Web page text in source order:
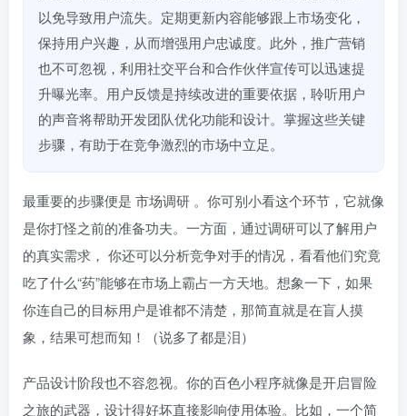
以免导致用户流失。定期更新内容能够跟上市场变化，
保持用户兴趣，从而增强用户忠诚度。此外，推广营销
也不可忽视，利用社交平台和合作伙伴宣传可以迅速提
升曝光率。用户反馈是持续改进的重要依据，聆听用户
的声音将帮助开发团队优化功能和设计。掌握这些关键
步骤，有助于在竞争激烈的市场中立足。
最重要的步骤便是 市场调研 。你可别小看这个环节，它就像
是你打怪之前的准备功夫。一方面，通过调研可以了解用户
的真实需求， 你还可以分析竞争对手的情况，看看他们究竟
吃了什么“药”能够在市场上霸占一方天地。想象一下，如果
你连自己的目标用户是谁都不清楚，那简直就是在盲人摸
象，结果可想而知！（说多了都是泪）
产品设计阶段也不容忽视。你的百色小程序就像是开启冒险
之旅的武器，设计得好坏直接影响使用体验。比如，一个简